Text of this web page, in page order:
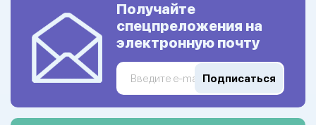
Получайте
спецпреложения на
электронную почту
Подписаться